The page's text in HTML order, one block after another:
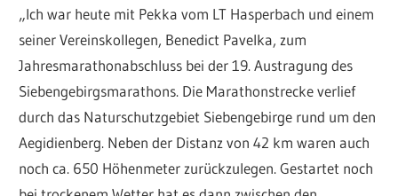
„Ich war heute mit Pekka vom LT Hasperbach und einem
seiner Vereinskollegen, Benedict Pavelka, zum
Jahresmarathonabschluss bei der 19. Austragung des
Siebengebirgsmarathons. Die Marathonstrecke verlief
durch das Naturschutzgebiet Siebengebirge rund um den
Aegidienberg. Neben der Distanz von 42 km waren auch
noch ca. 650 Höhenmeter zurückzulegen. Gestartet noch